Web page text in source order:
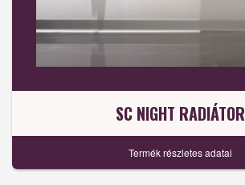
SC NIGHT RADIÁTOR
Termék részletes adatai